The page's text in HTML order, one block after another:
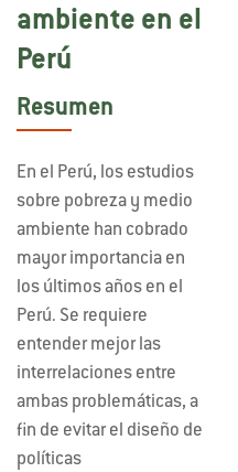
ambiente en el
Perú
Resumen
En el Perú, los estudios
sobre pobreza y medio
ambiente han cobrado
mayor importancia en
los últimos años en el
Perú. Se requiere
entender mejor las
interrelaciones entre
ambas problemáticas, a
fin de evitar el diseño de
políticas